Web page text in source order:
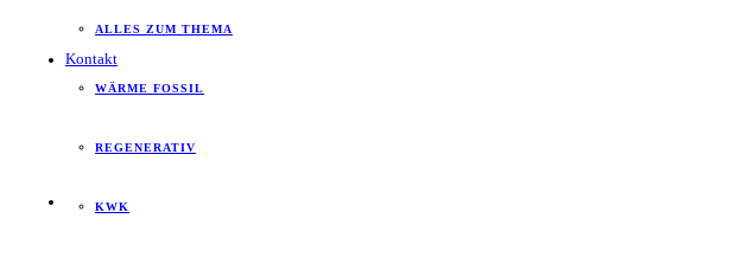
Kontakt
ALLES ZUM THEMA
WÄRME FOSSIL
REGENERATIV
KWK